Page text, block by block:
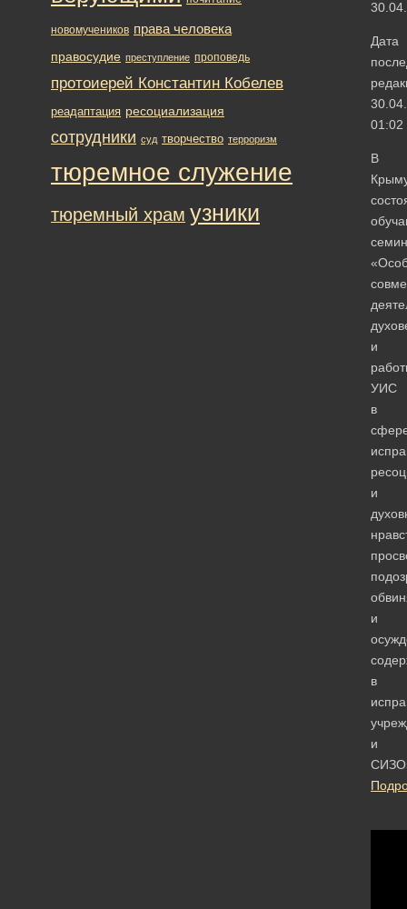
Дата
01:02
В
и
УИС
в
и
и
в
и
новомучеников права человека
правосудие преступление проповедь
протоиерей Константин Кобелев
реадаптация ресоциализация
сотрудники суд творчество терроризм
тюремное служение
тюремный храм узники